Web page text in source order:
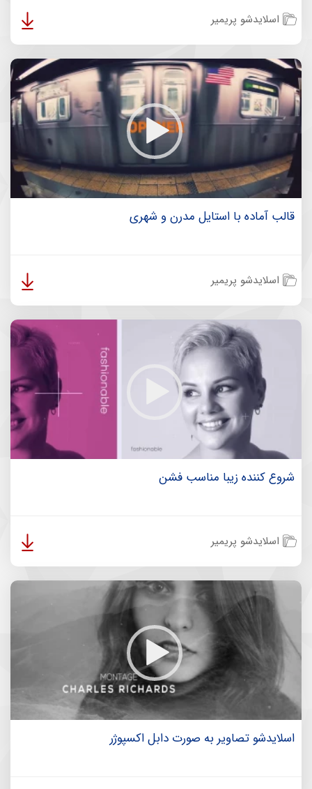
اسلایدشو پریمیر
قالب آماده با استایل مدرن و شهری
اسلایدشو پریمیر
شروع کننده زیبا مناسب فشن
اسلایدشو پریمیر
اسلایدشو تصاویر به صورت دابل اکسپوژر